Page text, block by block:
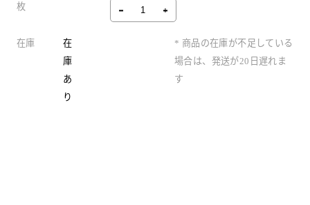
枚
在庫
在
庫
あ
り
* 商品の在庫が不足している
場合は、発送が20日遅れま
す